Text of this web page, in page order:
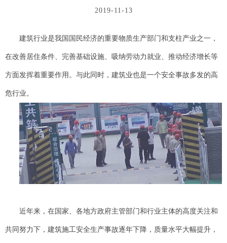
2019-11-13
建筑行业是我国国民经济的重要物质生产部门和支柱产业之一，
在改善居住条件、完善基础设施、吸纳劳动力就业、推动经济增长等
方面发挥着重要作用。与此同时，建筑业也是一个安全事故多发的高
危行业。
近年来，在国家、各地方政府主管部门和行业主体的高度关注和
共同努力下，建筑施工安全生产事故逐年下降，质量水平大幅提升，